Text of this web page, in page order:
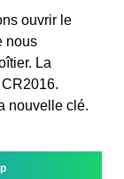
ouvrir le
nous
La
nouvelle clé.